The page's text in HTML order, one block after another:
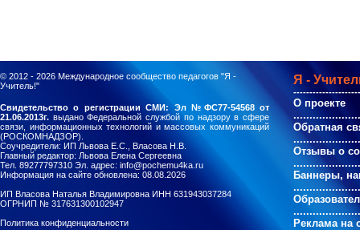
© 2012 - 2026 Международное сообщество педагогов "Я -
Учитель!"
Я -
О проекте
Обратная
Отзывы о
Баннеры,
Реклама на
Свидетельство о регистрации СМИ: Эл №ФС77-54568 от
21.06.2013г. выдано Федеральной службой по надзору в сфере
связи, информационных технологий и массовых коммуникаций
(РОСКОМНАДЗОР).
Соучредители: ИП Львова Е.С., Власова Н.В.
Главный редактор: Львова Елена Сергеевна
Тел. 89277797310 Эл. адрес: info@pochemu4ka.ru
Информация на сайте обновлена: 08.08.2026
ИП Власова Наталья Владимировна ИНН 631943037284
ОГРНИП № 317631300102947
Политика конфиденциальности